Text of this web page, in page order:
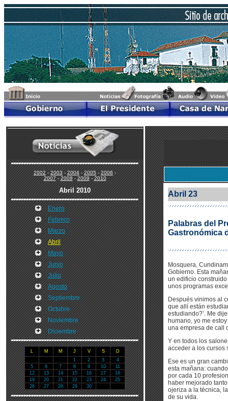
2002-2003-2004-2005-2006-
2007-2008-2009-2010
Abril 2010
Enero
Febrero
Marzo
Abril
Mayo
Junio
Julio
Agosto
Septiembre
Octubre
Noviembre
Diciembre
L M M J V S
D
1
2 3
4
5
6 7 8 9 10
11
12
13 14 15 16 17
18
19
20 21 22 23 24
25
26
27 28 29 30
Abril 23
Palabras del
Gastronómica
Mosquera,
Gobierno. Esta
un edificio
unos programas
Después vinimos al
que allí están
estudiando?’. Me
humano, yo me
una empresa de call
Y en todos los
acceder a los cursos
Ese es un gran
esta mañana:
por cada 10
haber mejorado
ojeriza a la técnica,
de su vida.